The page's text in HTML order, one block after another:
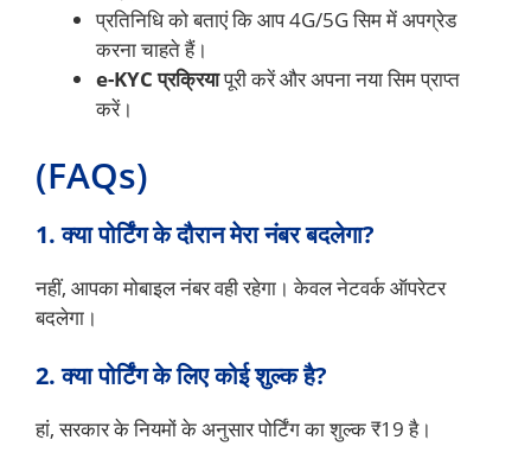
प्रतिनिधि को बताएं कि आप 4G/5G सिम में अपग्रेड
करना चाहते हैं।
e-KYC प्रक्रियापूरी करें और अपना नया सिम प्राप्त
करें।
(FAQs)
1. क्या पोर्टिंग के दौरान मेरा नंबर बदलेगा?
नहीं, आपका मोबाइल नंबर वही रहेगा। केवल नेटवर्क ऑपरेटर
बदलेगा।
2. क्या पोर्टिंग के लिए कोई शुल्क है?
हां, सरकार के नियमों के अनुसार पोर्टिंग का शुल्क ₹19 है।